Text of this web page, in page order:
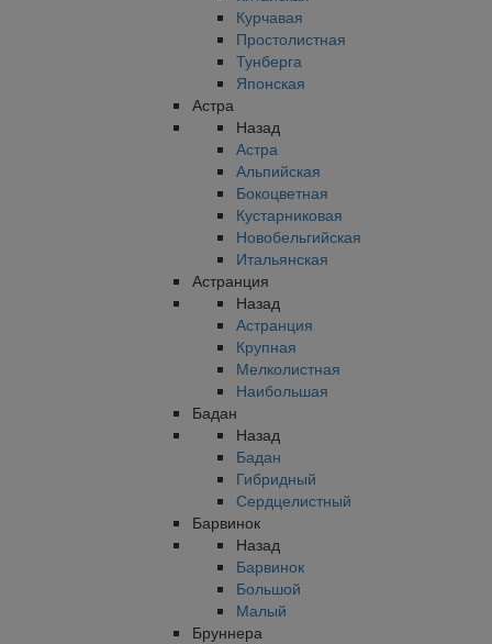
Курчавая
Простолистная
Тунберга
Японская
Астра
Назад
Астра
Альпийская
Бокоцветная
Кустарниковая
Новобельгийская
Итальянская
Астранция
Назад
Астранция
Крупная
Мелколистная
Наибольшая
Бадан
Назад
Бадан
Гибридный
Сердцелистный
Барвинок
Назад
Барвинок
Большой
Малый
Бруннера